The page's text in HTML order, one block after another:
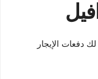
، نسهل لك دفعات الإيجار